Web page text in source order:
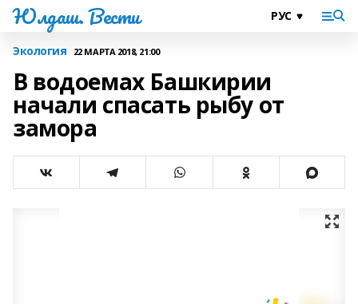
Юлдаш. Вести
Экология 22 МАРТА 2018, 21:00
В водоемах Башкирии
начали спасать рыбу от
замора